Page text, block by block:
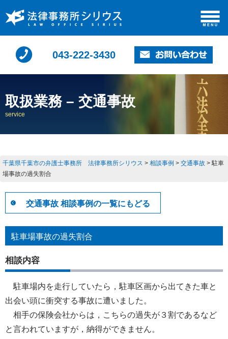
043-222-3430
取扱業務 – 交通事故
service
千葉県千葉市の弁護士事務所 法律事務所シリウス > 相談事例 > 交通事故 >駐車
場事故の過失割合
交通事故 相談事例の一覧にもどる
駐車場事故の過失割合
相談内容
駐車場内を走行していたら，駐車区画から出てきた車と
出会い頭に衝突する事故に遭いました。
相手の保険会社からは，こちらの過失が３割であるなど
と言われていますが，納得ができません。